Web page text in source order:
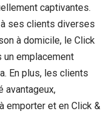
captivantes.
ses clients diverses
à domicile, le Click
un emplacement
En plus, les clients
avantageux,
emporter et en Click &